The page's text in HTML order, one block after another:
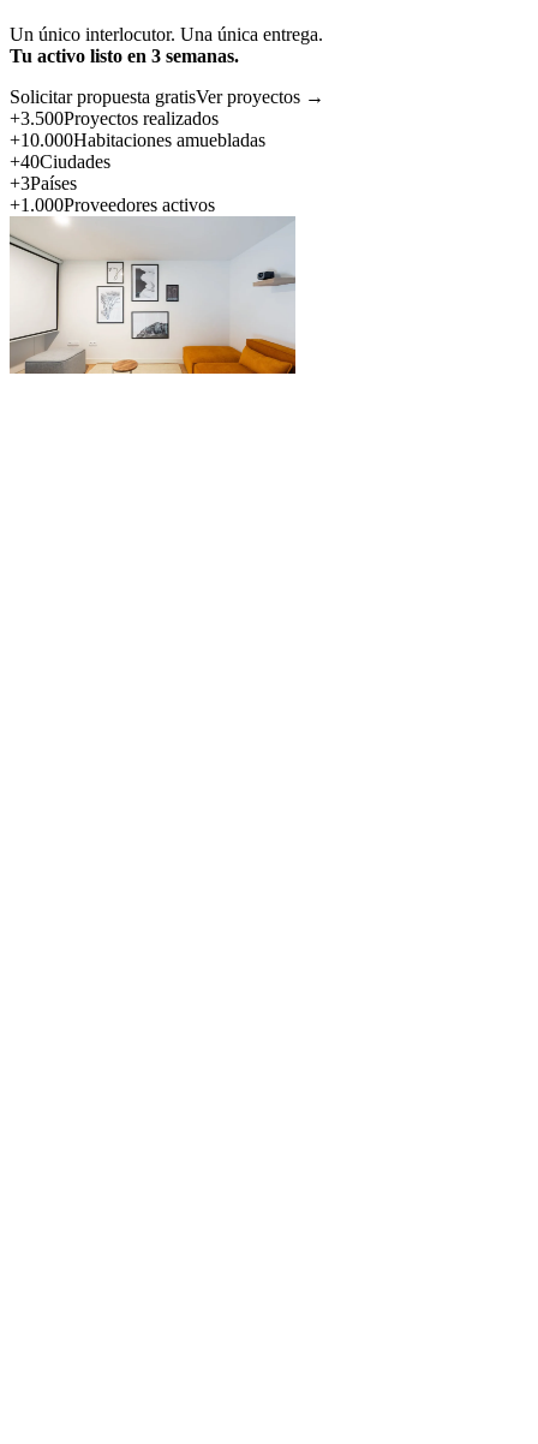
Un único interlocutor. Una única entrega.
Tu activo listo en 3 semanas.
Solicitar propuesta gratisVer proyectos →
+3.500Proyectos realizados
+10.000Habitaciones amuebladas
+40Ciudades
+3Países
+1.000Proveedores activos